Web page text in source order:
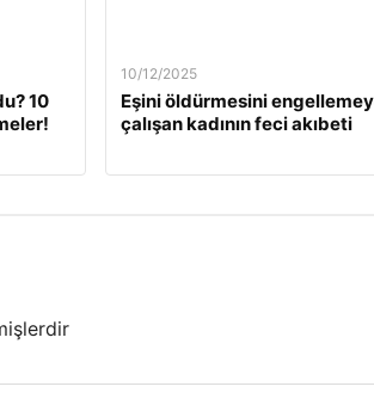
10
10/12/2025
Eşini öldürmesini
çalışan kadının feci akıbeti